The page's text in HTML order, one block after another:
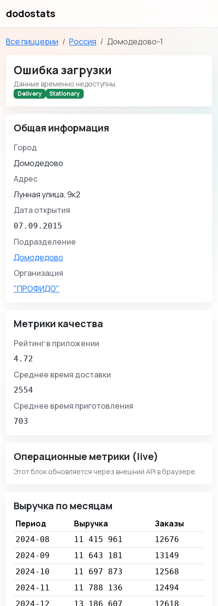
dodostats
Все пиццерии Россия Домодедово-1
Ошибка загрузки
Данные временно недоступны.
Delivery Stationary
Общая информация
Город
Домодедово
Адрес
Лунная улица, 9к2
Дата открытия
07.09.2015
Подразделение
Домодедово
Организация
"ПРОФИДО"
Метрики качества
Рейтинг в приложении
4.72
Среднее время доставки
2554
Среднее время приготовления
703
Операционные метрики (live)
Этот блок обновляется через внешний API в браузере.
Выручка по месяцам
Период Выручка Заказы
2024-08 11 415 961
12676
2024-09
11 643 181
13149
2024-10
11 697 873
12568
2024-11
11 788 136
12494
2024-12
13 186 607
12618